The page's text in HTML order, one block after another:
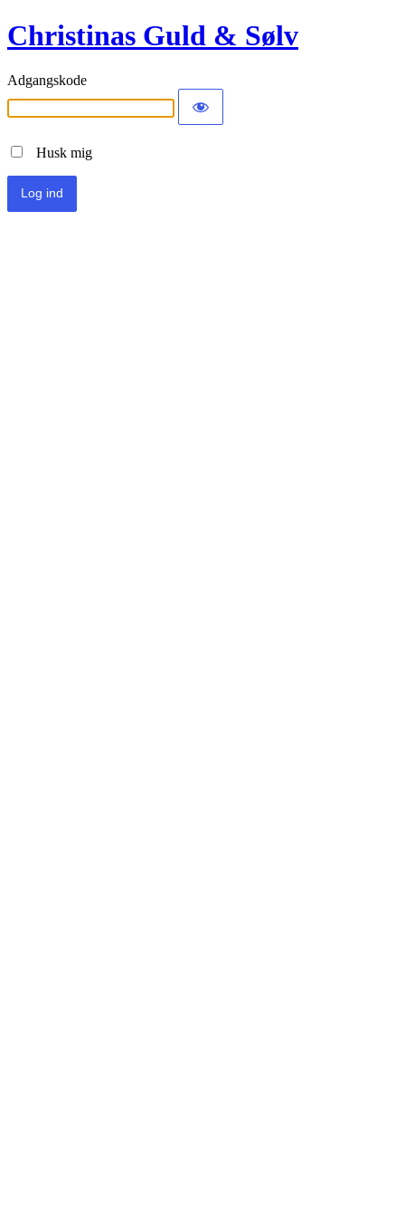
Christinas Guld & Sølv
Adgangskode
Husk mig